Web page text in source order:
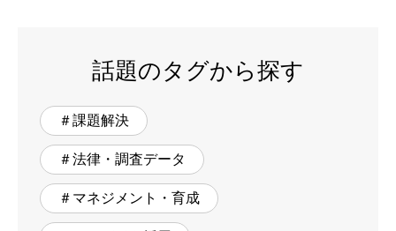
話題のタグから探す
＃課題解決
＃法律・調査データ
＃マネジメント・育成